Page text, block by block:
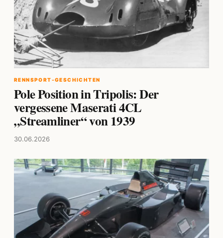
RENNSPORT-GESCHICHTEN
Pole Position in Tripolis: Der
vergessene Maserati 4CL
„Streamliner“ von 1939
30.06.2026